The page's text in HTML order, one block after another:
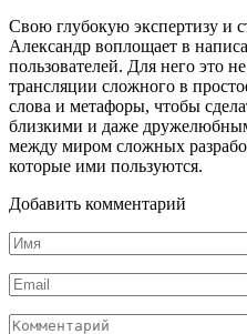
Свою глубокую экспертизу и
Александр воплощает в
пользователей. Для него это
трансляции сложного в
слова и метафоры, чтобы
близкими и даже
между миром сложных
которые ими пользуются.
Добавить комментарий
Имя
*
Email
*
Комментарий